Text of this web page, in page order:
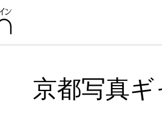
京都写真ギ